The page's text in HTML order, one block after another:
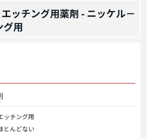
ッチング用薬剤 - ニッケル－
グ用
ッチング用
んどない